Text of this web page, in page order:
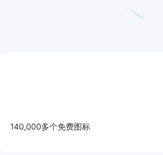
140,000多个免费图标